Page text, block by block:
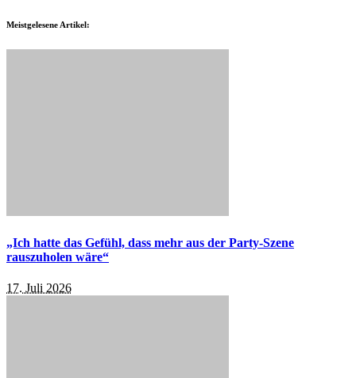
Meistgelesene Artikel:
„Ich hatte das Gefühl, dass mehr aus der Party-Szene
rauszuholen wäre“
17. Juli 2026